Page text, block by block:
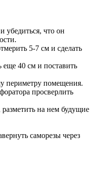
убедиться, что он
5-7 см и сделать
еще 40 см и поставить
периметру помещения.
просверлить
на нем будущие
саморезы через